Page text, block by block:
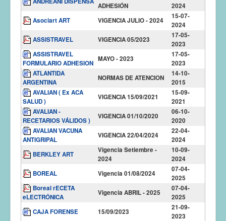
ADHESIÓN
2024
Asociart ART
VIGENCIA JULIO - 2024
15-07-
2024
ASSISTRAVEL
VIGENCIA 05/2023
17-05-
2023
ASSISTRAVEL
FORMULARIO ADHESION
MAYO - 2023
17-05-
2023
ATLANTIDA
ARGENTINA
NORMAS DE ATENCION
14-10-
2015
AVALIAN ( Ex ACA
SALUD )
VIGENCIA 15/09/2021
15-09-
2021
AVALIAN -
RECETARIOS VÁLIDOS )
VIGENCIA 01/10/2020
06-10-
2020
AVALIAN VACUNA
ANTIGRIPAL
VIGENCIA 22/04/2024
22-04-
2024
BERKLEY ART
Vigencia Setiembre -
2024
10-09-
2024
BOREAL
Vigencia 01/08/2024
07-04-
2025
Boreal rECETA
eLECTRÓNICA
Vigencia ABRIL - 2025
07-04-
2025
CAJA FORENSE
15/09/2023
21-09-
2023